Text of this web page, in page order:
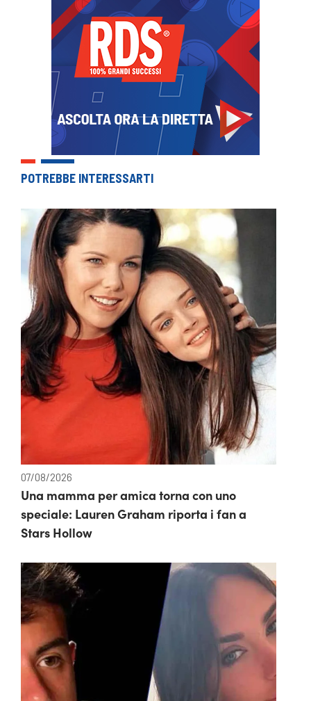
POTREBBE INTERESSARTI
07/08/2026
Una mamma per amica torna con uno
speciale: Lauren Graham riporta i fan a
Stars Hollow